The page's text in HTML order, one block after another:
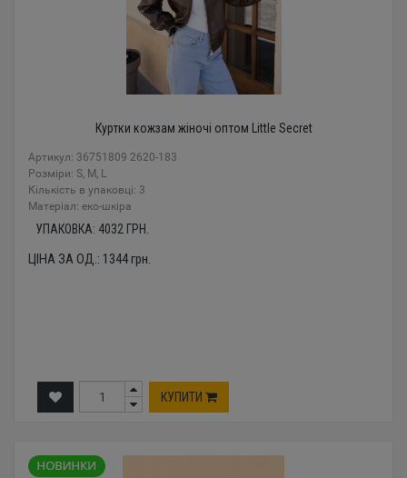
Куртки кожзам жіночі оптом Little Secret
Артикул: 36751809 2620-183
Розміри: S, M, L
Кількість в упаковці: 3
Mатеріал: еко-шкіра
УПАКОВКА: 4032 ГРН.
ЦІНА ЗА ОД.: 1344грн.
КУПИТИ